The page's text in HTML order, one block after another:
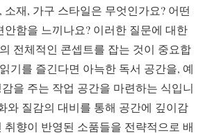
재, 가구 스타일은 무엇인가요? 어떤
안함을 느끼나요? 이러한 질문에 대한
전체적인 콘셉트를 잡는 것이 중요합
기를 즐긴다면 아늑한 독서 공간을, 예
을 주는 작업 공간을 마련하는 식입니
와 질감의 대비를 통해 공간에 깊이감
취향이 반영된 소품들을 전략적으로 배